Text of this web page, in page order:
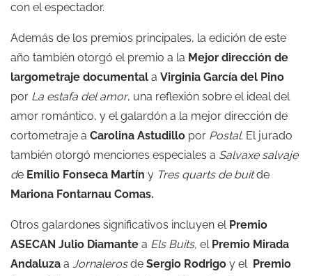
con el espectador.
Además de los premios principales, la edición de este
año también otorgó el premio a la Mejor dirección de
largometraje documental a Virginia García del Pino
por La estafa del amor, una reflexión sobre el ideal del
amor romántico, y el galardón a la mejor dirección de
cortometraje a Carolina Astudillo por Postal. El jurado
también otorgó menciones especiales a Salvaxe salvaje
de Emilio Fonseca Martín y Tres quarts de buitde
Mariona Fontarnau Comas.
Otros galardones significativos incluyen el Premio
ASECAN Julio Diamante a Els Buits, el Premio Mirada
Andaluza a Jornalerosde Sergio Rodrigo y el Premio